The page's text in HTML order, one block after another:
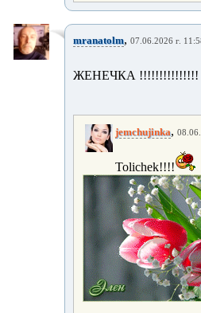
mranatolm, 07.06.2026 г.
ЖЕНЕЧКА !!!!!!!!!!!!!!!
jemchujinka,
Tolichek!!!!